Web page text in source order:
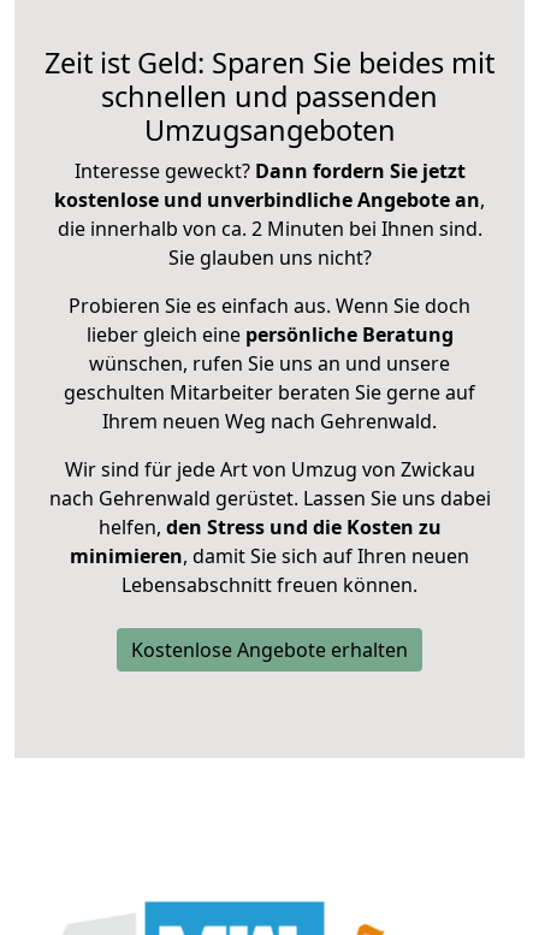
Zeit ist Geld: Sparen Sie beides mit
schnellen und passenden
Umzugsangeboten
Interesse geweckt? Dann fordern Sie jetzt
kostenlose und unverbindliche Angebote an,
die innerhalb von ca. 2 Minuten bei Ihnen sind.
Sie glauben uns nicht?
Probieren Sie es einfach aus. Wenn Sie doch
lieber gleich eine persönliche Beratung
wünschen, rufen Sie uns an und unsere
geschulten Mitarbeiter beraten Sie gerne auf
Ihrem neuen Weg nach Gehrenwald.
Wir sind für jede Art von Umzug von Zwickau
nach Gehrenwald gerüstet. Lassen Sie uns dabei
helfen, den Stress und die Kosten zu
minimieren, damit Sie sich auf Ihren neuen
Lebensabschnitt freuen können.
Kostenlose Angebote erhalten